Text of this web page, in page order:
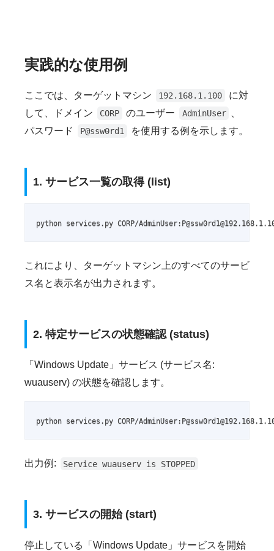
実践的な使用例
ここでは、ターゲットマシン 192.168.1.100
に対
して、ドメイン
CORP のユーザー AdminUser
パスワード
P@ssw0rd1 を使用する例を示します。
1. サービス一覧の取得 (list)
python services.py CORP/
これにより、ターゲットマシン上のすべてのサービ
ス名と表示名が出力されます。
2. 特定サービスの状態確認 (status)
「Windows Update」サービス (サービス名:
wuauserv) の状態を確認します。
python services.py CORP/
出力例: Service wuauserv is STOPPED
3. サービスの開始 (start)
停止している「Windows Update」サービスを開始